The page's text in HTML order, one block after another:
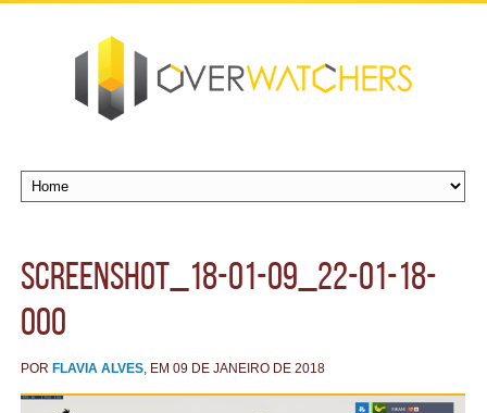
ScreenShot_18-01-09_22-01-18-
000
POR FLAVIA ALVES, EM 09 DE JANEIRO DE 2018